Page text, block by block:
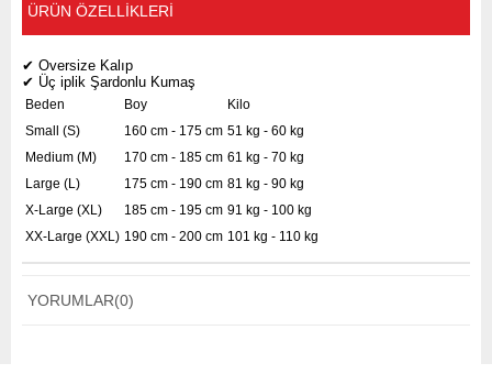
ÜRÜN ÖZELLIKLERI
✔ Oversize Kalıp
✔ Üç iplik Şardonlu Kumaş
Beden Boy
Kilo
Small (S)
160 cm - 175 cm 51 kg - 60 kg
Medium (M)
170 cm - 185 cm 61 kg - 70 kg
Large (L)
175 cm - 190 cm 81 kg - 90 kg
X-Large (XL)
185 cm - 195 cm 91 kg - 100 kg
XX-Large (XXL) 190 cm - 200 cm 101 kg - 110 kg
YORUMLAR(0)